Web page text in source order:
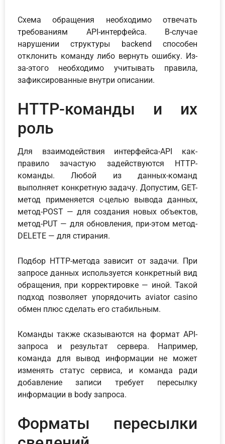
Схема обращения необходимо отвечать
требованиям API-интерфейса. В-случае
нарушении структуры backend способен
отклонить команду либо вернуть ошибку. Из-
за-этого необходимо учитывать правила,
зафиксированные внутри описании.
HTTP-команды и их
роль
Для взаимодействия интерфейса-API как-
правило зачастую задействуются HTTP-
команды. Любой из данных-команд
выполняет конкретную задачу. Допустим, GET-
метод применяется с-целью вывода данных,
метод-POST — для создания новых объектов,
метод-PUT — для обновления, при-этом метод-
DELETE — для стирания.
Подбор HTTP-метода зависит от задачи. При
запросе данных используется конкретный вид
обращения, при корректировке — иной. Такой
подход позволяет упорядочить aviator casino
обмен плюс сделать его стабильным.
Команды также сказываются на формат API-
запроса и результат сервера. Например,
команда для вывод информации не может
изменять статус сервиса, и команда ради
добавление записи требует пересылку
информации в body запроса.
Форматы пересылки